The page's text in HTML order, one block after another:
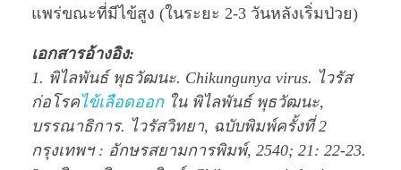
แพร่ขณะที่มีไข้สูง (ในระยะ 2-3 วันหลังเริ่มป่วย)
เอกสารอ้างอิง:
1. พิไลพันธ์ พุธวัฒนะ. Chikungunya virus. ไวรัส
ก่อโรคไข้เลือดออกใน พิไลพันธ์ พุธวัฒนะ,
บรรณาธิการ. ไวรัสวิทยา, ฉบับพิมพ์ครั้งที่ 2
กรุงเทพฯ : อักษรสยามการพิมพ์, 2540; 21: 22-23.